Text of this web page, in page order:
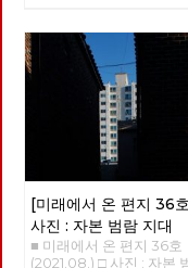
되었다. 하지만, 그 사이에
원캠프’, ‘정책대회’ 등을
당적 교류와 논의의 장이
이어졌음은 주지의 사실
요 안건은? - 1. 당대회의
소집, 상임집행위원회의
경 - 2. 단일한 사회주의 대
당 건설 준비위원회 설치
정기당대회 상정 안건은
으로 셋이지만 주요 안건
다. 첫 번째는 ‘1-1. 당헌 개
건’으로 정기당대회를 2년
가 아니라 해마다 개최하
야생 동물의 서식지가 파
이런 파괴가 생물 다양성
코로나19 같은 병원체가
록 했다는 것이다. 이런
인 성찰과 결국 기후 위
복하는 노력에 매진해야
결론에는 격하게 공감하
것이 사실이다. 하지만, 무
불편한 점을 감출 수가 없
동감하지만, ‘근본 원인’과
원인’을 이어주는 고리가
것이다. 나는 이것이 ‘어쨌
제는 기후 위기’ 식의 접
서 찾아본다. 마르셀 모
(1872~1950)는 프랑스의
과 민족학 방법을 연구하
스 인류학을 세계에 알리
요한 역할을 했다. 또한
랑스 사회당 당원으로 활
사회주의적 열정을 강하
냈고, 이국적인 사회에 대
심도 많았다. 그는 사회주
열정으로 당대의 문화들
적으로 성찰하고 대안을
는 노력을 넘어 ‘공산주의
망’을 원시 사회의 풍습에
으려는 노력을 계속하였
[미래에서 온 편지 36
사진 : 자본 범람 지대
■ 미래에서 온 편지 36호
(2021.08.) □ 사진 : 자본